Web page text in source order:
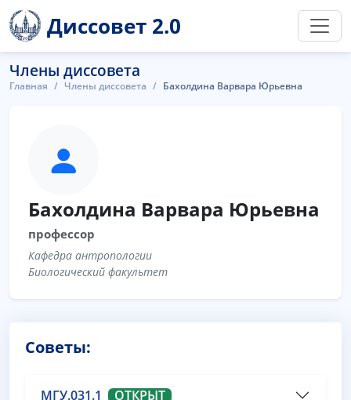
Диссовет 2.0
Члены диссовета
Главная Члены диссовета Бахолдина Варвара Юрьевна
Бахолдина Варвара Юрьевна
профессор
Кафедра антропологии
Биологический факультет
Советы:
МГУ.031.1 ОТКРЫТ